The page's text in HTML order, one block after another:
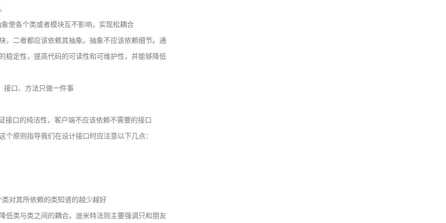
使各个类或者模块互不影响，实现松耦合
，二者都应该依赖其抽象。抽象不应该依赖细节。通
稳定性，提高代码的可读性和可维护性，并能够降低
接口、方法只做一件事
口的纯洁性，客户端不应该依赖不需要的接口
原则指导我们在设计接口时应注意以下几点：
对其所依赖的类知道的越少越好
低类与类之间的耦合。迪米特法则主要强调只和朋友